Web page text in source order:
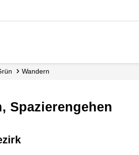
Grün Wandern
Spazierengehen